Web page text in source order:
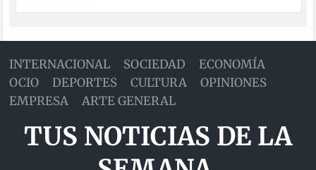
INTERNACIONAL SOCIEDAD
ECONOMÍA
OCIO
DEPORTES CULTURA
OPINIONES
EMPRESA
ARTE GENERAL
TUS NOTICIAS DE LA